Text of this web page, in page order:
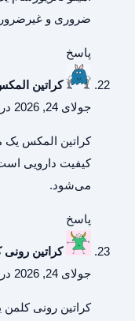
ضروری و
پاسخ
کراتین
جولای 24, 2026 در 12:40 ب.ظ
کراتین المکس یک
کیفیت دارویی
می‌شود.
پاسخ
کراتین رونی
جولای 24, 2026 در 11:43 ب.ظ
کراتین رونی کلمن